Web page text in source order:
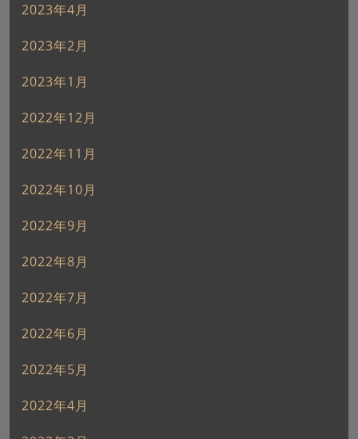
2023年4月
2023年2月
2023年1月
2022年12月
2022年11月
2022年10月
2022年9月
2022年8月
2022年7月
2022年6月
2022年5月
2022年4月